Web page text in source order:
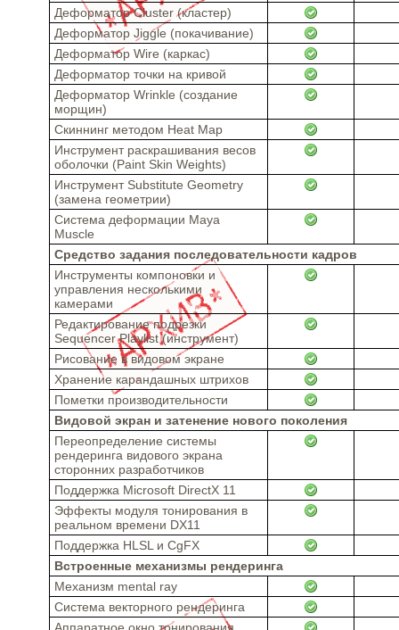
Деформатор Cluster (кластер)
Деформатор Jiggle (покачивание)
Деформатор Wire (каркас)
Деформатор точки на кривой
Деформатор Wrinkle (создание
морщин)
Скиннинг методом Heat Map
Инструмент раскрашивания весов
оболочки (Paint Skin Weights)
Инструмент Substitute Geometry
(замена геометрии)
Система деформации Maya
Muscle
Средство задания последовательности кадров
Инструменты компоновки и
управления несколькими
камерами
Редактирование подрезки
Sequencer Playlist (инструмент)
Рисование в видовом экране
Хранение карандашных штрихов
Пометки производительности
Видовой экран и затенение нового поколения
Переопределение системы
рендеринга видового экрана
сторонних разработчиков
Поддержка Microsoft DirectX 11
Эффекты модуля тонирования в
реальном времени DX11
Поддержка HLSL и CgFX
Встроенные механизмы рендеринга
Механизм mental ray
Система векторного рендеринга
Аппаратное окно тонирования